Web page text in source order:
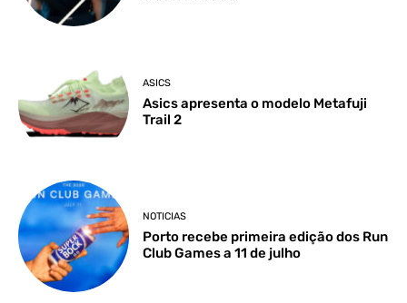
ASICS
Asics apresenta o modelo Metafuji
Trail 2
NOTICIAS
Porto recebe primeira edição dos Run
Club Games a 11 de julho